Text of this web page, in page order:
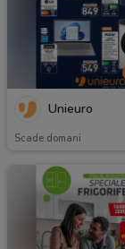
Unieuro
Scade domani